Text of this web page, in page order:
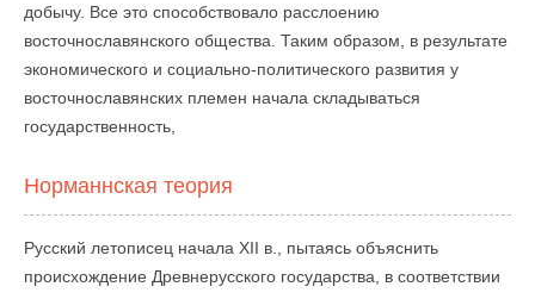
добычу. Все это способствовало расслоению
восточнославянского общества. Таким образом, в результате
экономического и социально-политического развития у
восточнославянских племен начала складываться
государственность,
Норманнская теория
Русский летописец начала XII в., пытаясь объяснить
происхождение Древнерусского государства, в соответствии